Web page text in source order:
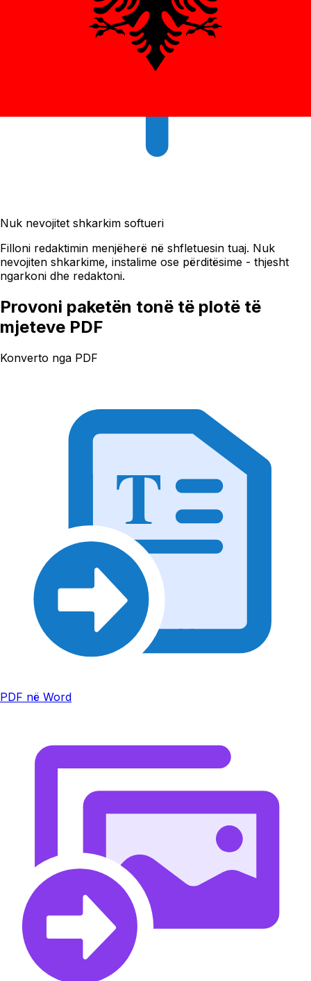
Nuk nevojitet shkarkim softueri
Filloni redaktimin menjëherë në shfletuesin tuaj. Nuk
nevojiten shkarkime, instalime ose përditësime - thjesht
ngarkoni dhe redaktoni.
Provoni paketën tonë të plotë të
mjeteve PDF
Konverto nga PDF
T
PDF në Word